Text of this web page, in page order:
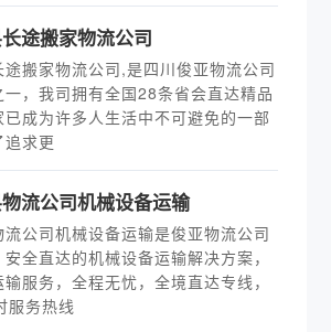
途搬家物流公司
搬家物流公司,是四川俊亚物流公司
，我司拥有全国28条省会直达精品
成为许多人生活中不可避免的一部
求更
流公司机械设备运输
公司机械设备运输是俊亚物流公司
全直达的机械设备运输解决方案，
服务，全程无忧，全境直达专线，
服务热线